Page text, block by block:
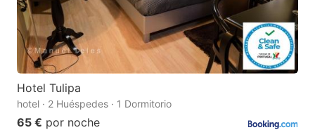
Hotel Tulipa
hotel · 2 Huéspedes · 1 Dormitorio
65 € por noche